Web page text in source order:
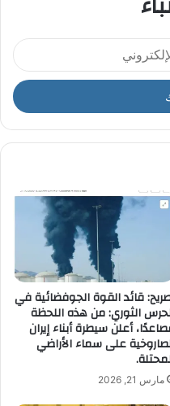
قائد القوة الجوفضائية في
الثوري: من هذه اللحظة
أعلن سيطرة أبناء إيران
على سماء الأراضي
مارس 21, 2026